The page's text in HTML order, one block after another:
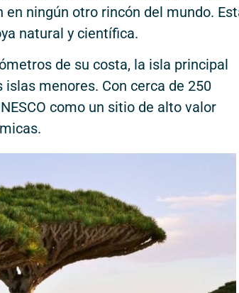
ningún otro rincón del mundo.
natural y científica.
de su costa, la isla principal
menores. Con cerca de 250
como un sitio de alto valor